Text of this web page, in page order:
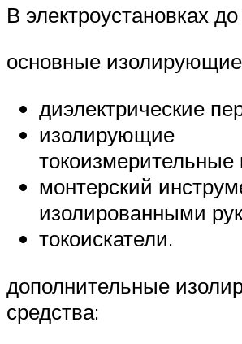
В электроустановках
основные изолирующие
диэлектрические
изолирующие
токоизмерительные
монтерский
изолированными
токоискатели.
дополнительные
средства: